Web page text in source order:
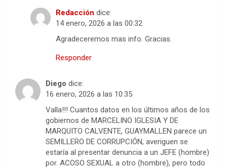
Redacción dice:
14 enero, 2026 a las 00:32
Agradeceremos mas info. Gracias.
Responder
Diego dice:
16 enero, 2026 a las 10:35
Valla!!! Cuantos datos en los últimos años de los
gobiernos de MARCELINO IGLESIA Y DE
MARQUITO CALVENTE, GUAYMALLEN parece un
SEMILLERO DE CORRUPCIÓN, averiguen se
estaría al presentar denuncia a un JEFE (hombre)
por. ACOSO SEXUAL a otro (hombre), pero todo